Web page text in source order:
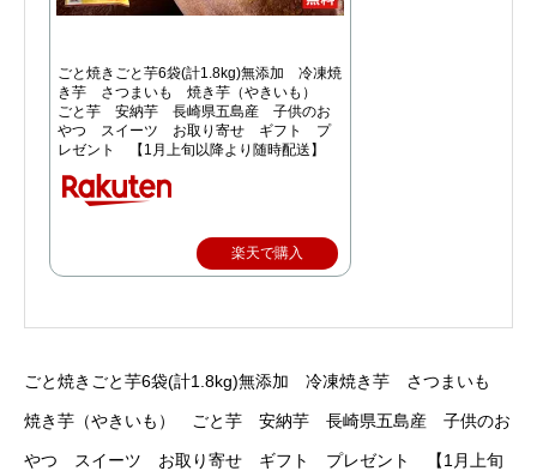
ごと焼きごと芋6袋(計1.8kg)無添加 冷凍焼
き芋 さつまいも 焼き芋（やきいも）
ごと芋 安納芋 長崎県五島産 子供のお
やつ スイーツ お取り寄せ ギフト プ
レゼント 【1月上旬以降より随時配送】
楽天で購入
ごと焼きごと芋6袋(計1.8kg)無添加 冷凍焼き芋 さつまいも
焼き芋（やきいも） ごと芋 安納芋 長崎県五島産 子供のお
やつ スイーツ お取り寄せ ギフト プレゼント 【1月上旬